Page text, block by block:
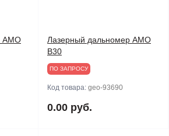
Лазерный дальномер AMO
B30
ПО ЗАПРОСУ
Код товара: geo-93690
0.00 руб.